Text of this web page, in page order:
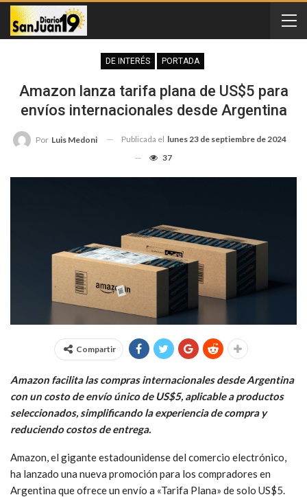
DE INTERÉS PORTADA
Amazon lanza tarifa plana de US$5 para
envíos internacionales desde Argentina
Por Luis Medoni Publicada el lunes 23 de septiembre de 2024
37
Compartir
Amazon facilita las compras internacionales desde Argentina
con un costo de envío único de US$5, aplicable a productos
seleccionados, simplificando la experiencia de compra y
reduciendo costos de entrega.
Amazon, el gigante estadounidense del comercio electrónico,
ha lanzado una nueva promoción para los compradores en
Argentina que ofrece un envío a «Tarifa Plana» de solo US$5.